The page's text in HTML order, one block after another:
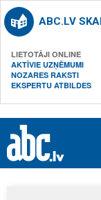
ABC.LV
LIETOTĀJI ONLINE
AKTĪVIE UZŅĒMUMI
NOZARES RAKSTI
EKSPERTU ATBILDES